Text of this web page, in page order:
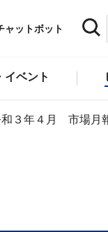
ャットボット
イベント
和３年４月 市場月